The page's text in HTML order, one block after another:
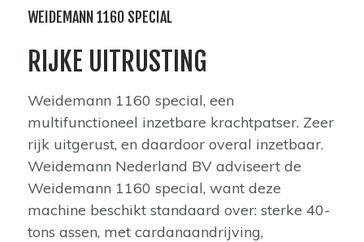
WEIDEMANN 1160 SPECIAL
RIJKE UITRUSTING
Weidemann 1160 special, een
multifunctioneel inzetbare krachtpatser. Zeer
rijk uitgerust, en daardoor overal inzetbaar.
Weidemann Nederland BV adviseert de
Weidemann 1160 special, want deze
machine beschikt standaard over: sterke 40-
tons assen, met cardanaandrijving,